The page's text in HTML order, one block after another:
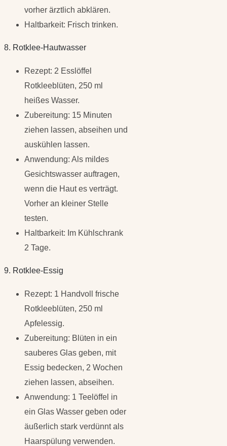
vorher ärztlich abklären.
Haltbarkeit: Frisch trinken.
8. Rotklee-Hautwasser
Rezept: 2 Esslöffel
Rotkleeblüten, 250 ml
heißes Wasser.
Zubereitung: 15 Minuten
ziehen lassen, abseihen und
auskühlen lassen.
Anwendung: Als mildes
Gesichtswasser auftragen,
wenn die Haut es verträgt.
Vorher an kleiner Stelle
testen.
Haltbarkeit: Im Kühlschrank
2 Tage.
9. Rotklee-Essig
Rezept: 1 Handvoll frische
Rotkleeblüten, 250 ml
Apfelessig.
Zubereitung: Blüten in ein
sauberes Glas geben, mit
Essig bedecken, 2 Wochen
ziehen lassen, abseihen.
Anwendung: 1 Teelöffel in
ein Glas Wasser geben oder
äußerlich stark verdünnt als
Haarspülung verwenden.